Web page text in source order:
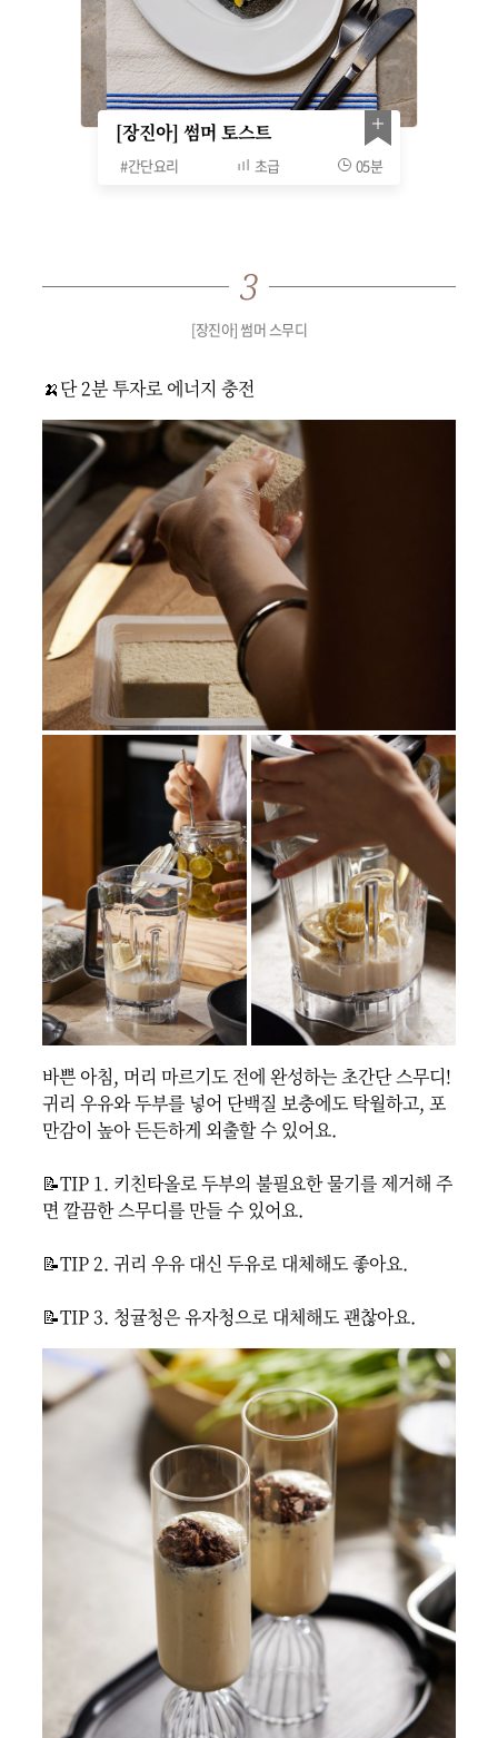
[장진아] 썸머 토스트
#간단요리 초급 05분
[장진아] 썸머 스무디
🍌단 2분 투자로 에너지 충전
바쁜 아침, 머리 마르기도 전에 완성하는 초간단 스무디!
귀리 우유와 두부를 넣어 단백질 보충에도 탁월하고, 포
만감이 높아 든든하게 외출할 수 있어요.
📝TIP 1. 키친타올로 두부의 불필요한 물기를 제거해 주
면 깔끔한 스무디를 만들 수 있어요.
📝TIP 2. 귀리 우유 대신 두유로 대체해도 좋아요.
📝TIP 3. 청귤청은 유자청으로 대체해도 괜찮아요.